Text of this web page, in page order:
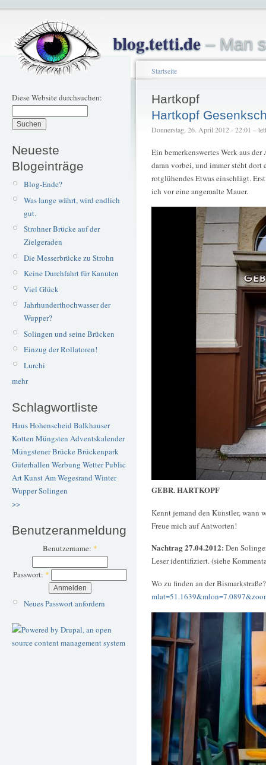
blog.tetti.de– Man
Diese Website durchsuchen:
Neueste
Blogeinträge
Blog-Ende?
Was lange währt, wird endlich
gut.
Strohner Brücke auf der
Zielgeraden
Die Messerbrücke zu Strohn
Keine Durchfahrt für Kanuten
Viel Glück
Jahrhunderthochwasser der
Wupper?
Solingen und seine Brücken
Einzug der Rollatoren!
Lurchi
mehr
Schlagwortliste
Haus Hohenscheid Balkhauser
Kotten Müngsten Adventskalender
Müngstener BrückeBrückenpark
Güterhallen Werbung WetterPublic
ArtKunstAm Wegesrand Winter
WupperSolingen
>>
Benutzeranmeldung
Benutzername: *
Passwort: *
Neues Passwort anfordern
Startseite
Hartkopf
Hartkopf
Donnerstag, 26. April 2012 - 22:01 –
Ein bemerkenswertes Werk aus
daran vorbei, und immer steht dort
rotglühendes Etwas einschlägt.
ich vor eine angemalte Mauer.
GEBR. HARTKOPF
Kennt jemand den Künstler, wann
Freue mich auf Antworten!
Nachtrag 27.04.2012: Den
Leser identifiziert. (siehe
Wo zu finden an der